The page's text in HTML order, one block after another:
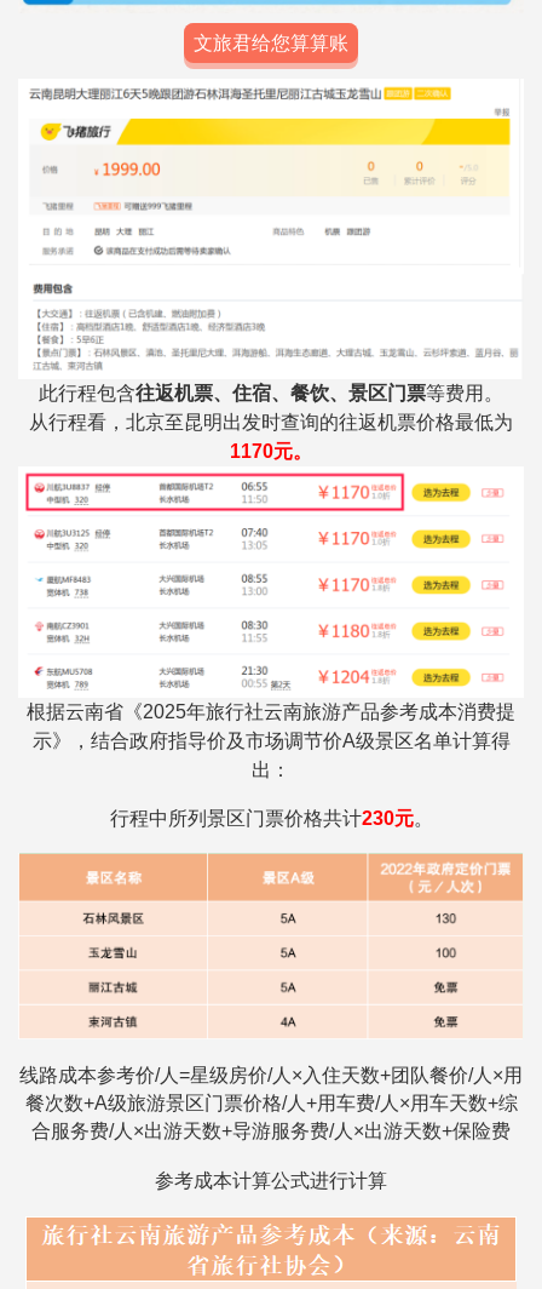
文旅君给您算算账
此行程包含往返机票、住宿、餐饮、景区门票等费用。
从行程看，北京至昆明出发时查询的往返机票价格最低为
1170元。
根据云南省《2025年旅行社云南旅游产品参考成本消费提
示》，结合政府指导价及市场调节价A级景区名单计算得
出：
行程中所列景区门票价格共计230元。
线路成本参考价/人=星级房价/人×入住天数+团队餐价/人×用
餐次数+A级旅游景区门票价格/人+用车费/人×用车天数+综
合服务费/人×出游天数+导游服务费/人×出游天数+保险费
参考成本计算公式进行计算